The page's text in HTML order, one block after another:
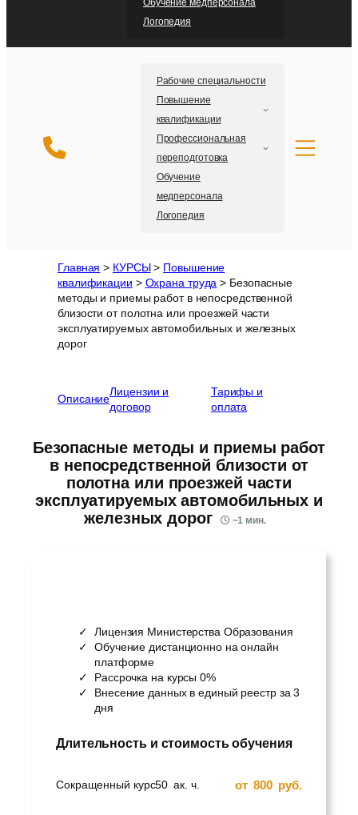
Логопедия
Рабочие специальности
Повышение
квалификации
Профессиональная
переподготовка
Обучение
медперсонала
Логопедия
Главная > КУРСЫ> Повышение
квалификации > Охрана труда > Безопасные
методы и приемы работ в непосредственной
близости от полотна или проезжей части
эксплуатируемых автомобильных и железных
дорог
Описание
Лицензии и
договор
Тарифы и
оплата
Безопасные методы и приемы работ
в непосредственной близости от
полотна или проезжей части
эксплуатируемых автомобильных и
железных дорог
~1 мин.
Лицензия Министерства Образования
Обучение дистанционно на онлайн
платформе
Рассрочка на курсы 0%
Внесение данных в единый реестр за 3
дня
Длительность и стоимость обучения
Сокращенный курс50 ак. ч. от 800 руб.